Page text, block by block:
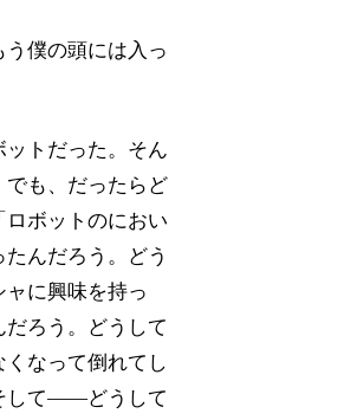
僕の頭には入っ
トだった。そん
でも、だったらど
ロボットのにおい
んだろう。どう
ャに興味を持っ
ろう。どうして
なって倒れてし
して――どうして